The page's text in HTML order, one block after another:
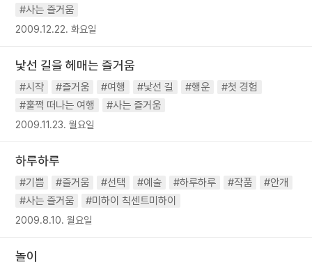
#사는 즐거움
2009.12.22. 화요일
낯선 길을 헤매는 즐거움
#시작 #즐거움 #여행 #낯선 길 #행운
#첫 경험
#훌쩍 떠나는 여행
#사는 즐거움
2009.11.23. 월요일
하루하루
#기쁨 #즐거움 #선택 #예술 #하루하루 #작품
#안개
#사는 즐거움
#미하이 칙센트미하이
2009.8.10. 월요일
놀이